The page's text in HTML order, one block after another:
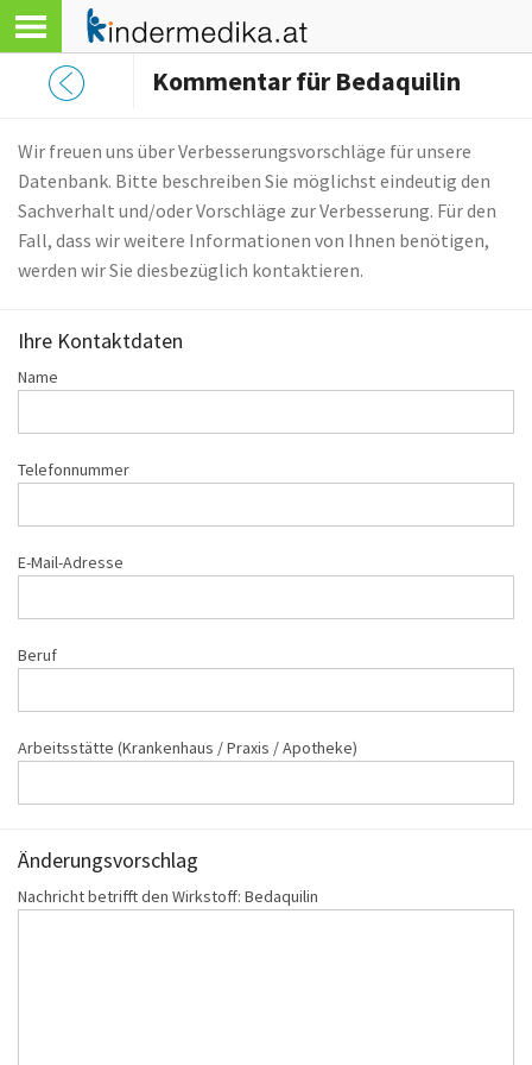
Kommentar für Bedaquilin
Wir freuen uns über Verbesserungsvorschläge für unsere
Datenbank. Bitte beschreiben Sie möglichst eindeutig den
Sachverhalt und/oder Vorschläge zur Verbesserung. Für den
Fall, dass wir weitere Informationen von Ihnen benötigen,
werden wir Sie diesbezüglich kontaktieren.
Ihre Kontaktdaten
Name
Telefonnummer
E-Mail-Adresse
Beruf
Arbeitsstätte (Krankenhaus / Praxis / Apotheke)
Änderungs‌vorschlag
Nachricht betrifft den Wirkstoff: Bedaquilin